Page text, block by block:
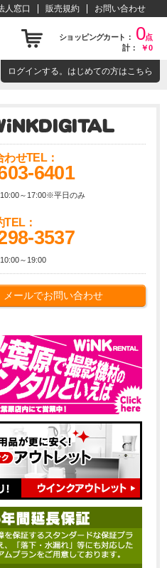
人窓口 販売規約 お問い合わせ
ショッピングカート： 0点
計：
￥0
しくご説明いたします！！
ログインする。はじめての方はこちら
CA
しく彩
Audio-technica
ATH-SQ1TW2NC-BK
￥9,801
どんな瞬間も、私らしく彩
る。気分を上げる...
わせTEL：
6401
10:00～17:00※平日のみ
：
3537
10:00～19:00
メールでお問い合わせ